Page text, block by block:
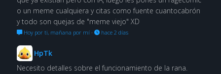
o un meme cualquiera y citas como fuente cuantocabrón
y todo son quejas de "meme viejo" XD
Hoy por ti, mañana por mí· hace 2 días
HpTk
Necesito detalles sobre el funcionamiento de la rana.